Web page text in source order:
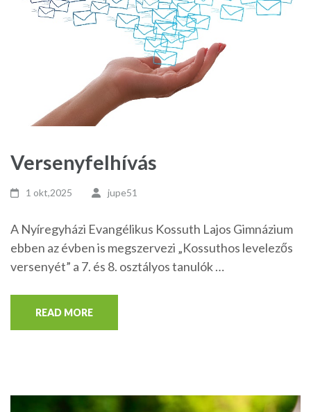
Versenyfelhívás
1 okt,2025 jupe51
A Nyíregyházi Evangélikus Kossuth Lajos Gimnázium
ebben az évben is megszervezi „Kossuthos levelezős
versenyét” a 7. és 8. osztályos tanulók …
READ MORE